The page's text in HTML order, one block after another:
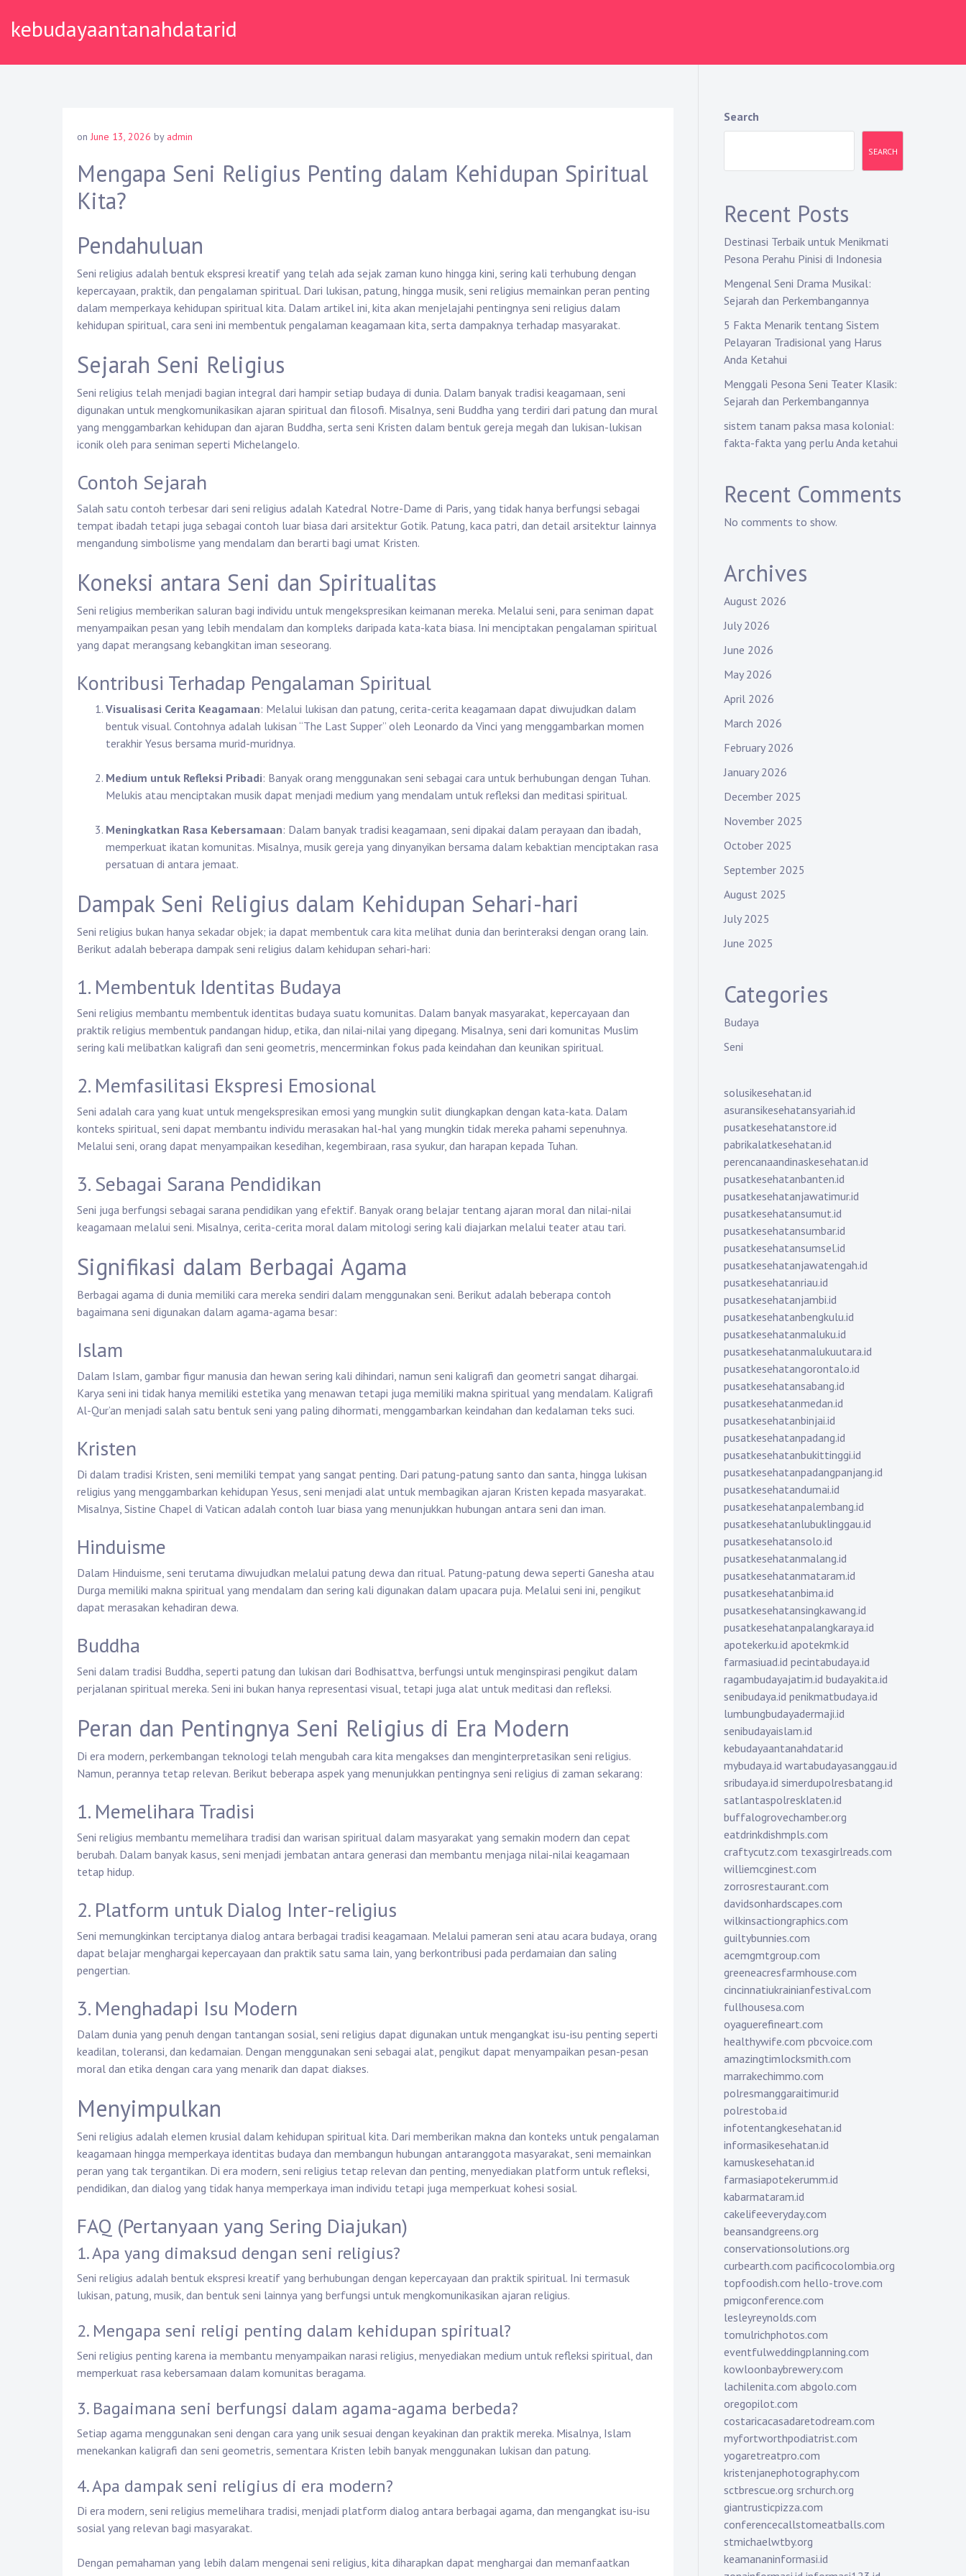
kebudayaantanahdatarid
on June 13, 2026 by admin
Mengapa Seni Religius Penting dalam Kehidupan Spiritual
Kita?
Pendahuluan
Seni religius adalah bentuk ekspresi kreatif yang telah ada sejak zaman kuno hingga kini, sering kali terhubung dengan
kepercayaan, praktik, dan pengalaman spiritual. Dari lukisan, patung, hingga musik, seni religius memainkan peran penting
dalam memperkaya kehidupan spiritual kita. Dalam artikel ini, kita akan menjelajahi pentingnya seni religius dalam
kehidupan spiritual, cara seni ini membentuk pengalaman keagamaan kita, serta dampaknya terhadap masyarakat.
Sejarah Seni Religius
Seni religius telah menjadi bagian integral dari hampir setiap budaya di dunia. Dalam banyak tradisi keagamaan, seni
digunakan untuk mengkomunikasikan ajaran spiritual dan filosofi. Misalnya, seni Buddha yang terdiri dari patung dan mural
yang menggambarkan kehidupan dan ajaran Buddha, serta seni Kristen dalam bentuk gereja megah dan lukisan-lukisan
iconik oleh para seniman seperti Michelangelo.
Contoh Sejarah
Salah satu contoh terbesar dari seni religius adalah Katedral Notre-Dame di Paris, yang tidak hanya berfungsi sebagai
tempat ibadah tetapi juga sebagai contoh luar biasa dari arsitektur Gotik. Patung, kaca patri, dan detail arsitektur lainnya
mengandung simbolisme yang mendalam dan berarti bagi umat Kristen.
Koneksi antara Seni dan Spiritualitas
Seni religius memberikan saluran bagi individu untuk mengekspresikan keimanan mereka. Melalui seni, para seniman dapat
menyampaikan pesan yang lebih mendalam dan kompleks daripada kata-kata biasa. Ini menciptakan pengalaman spiritual
yang dapat merangsang kebangkitan iman seseorang.
Kontribusi Terhadap Pengalaman Spiritual
Visualisasi Cerita Keagamaan: Melalui lukisan dan patung, cerita-cerita keagamaan dapat diwujudkan dalam
bentuk visual. Contohnya adalah lukisan “The Last Supper” oleh Leonardo da Vinci yang menggambarkan momen
terakhir Yesus bersama murid-muridnya.
Medium untuk Refleksi Pribadi: Banyak orang menggunakan seni sebagai cara untuk berhubungan dengan Tuhan.
Melukis atau menciptakan musik dapat menjadi medium yang mendalam untuk refleksi dan meditasi spiritual.
Meningkatkan Rasa Kebersamaan: Dalam banyak tradisi keagamaan, seni dipakai dalam perayaan dan ibadah,
memperkuat ikatan komunitas. Misalnya, musik gereja yang dinyanyikan bersama dalam kebaktian menciptakan rasa
persatuan di antara jemaat.
Dampak Seni Religius dalam Kehidupan Sehari-hari
Seni religius bukan hanya sekadar objek; ia dapat membentuk cara kita melihat dunia dan berinteraksi dengan orang lain.
Berikut adalah beberapa dampak seni religius dalam kehidupan sehari-hari:
1. Membentuk Identitas Budaya
Seni religius membantu membentuk identitas budaya suatu komunitas. Dalam banyak masyarakat, kepercayaan dan
praktik religius membentuk pandangan hidup, etika, dan nilai-nilai yang dipegang. Misalnya, seni dari komunitas Muslim
sering kali melibatkan kaligrafi dan seni geometris, mencerminkan fokus pada keindahan dan keunikan spiritual.
2. Memfasilitasi Ekspresi Emosional
Seni adalah cara yang kuat untuk mengekspresikan emosi yang mungkin sulit diungkapkan dengan kata-kata. Dalam
konteks spiritual, seni dapat membantu individu merasakan hal-hal yang mungkin tidak mereka pahami sepenuhnya.
Melalui seni, orang dapat menyampaikan kesedihan, kegembiraan, rasa syukur, dan harapan kepada Tuhan.
3. Sebagai Sarana Pendidikan
Seni juga berfungsi sebagai sarana pendidikan yang efektif. Banyak orang belajar tentang ajaran moral dan nilai-nilai
keagamaan melalui seni. Misalnya, cerita-cerita moral dalam mitologi sering kali diajarkan melalui teater atau tari.
Signifikasi dalam Berbagai Agama
Berbagai agama di dunia memiliki cara mereka sendiri dalam menggunakan seni. Berikut adalah beberapa contoh
bagaimana seni digunakan dalam agama-agama besar:
Islam
Dalam Islam, gambar figur manusia dan hewan sering kali dihindari, namun seni kaligrafi dan geometri sangat dihargai.
Karya seni ini tidak hanya memiliki estetika yang menawan tetapi juga memiliki makna spiritual yang mendalam. Kaligrafi
Al-Qur’an menjadi salah satu bentuk seni yang paling dihormati, menggambarkan keindahan dan kedalaman teks suci.
Kristen
Di dalam tradisi Kristen, seni memiliki tempat yang sangat penting. Dari patung-patung santo dan santa, hingga lukisan
religius yang menggambarkan kehidupan Yesus, seni menjadi alat untuk membagikan ajaran Kristen kepada masyarakat.
Misalnya, Sistine Chapel di Vatican adalah contoh luar biasa yang menunjukkan hubungan antara seni dan iman.
Hinduisme
Dalam Hinduisme, seni terutama diwujudkan melalui patung dewa dan ritual. Patung-patung dewa seperti Ganesha atau
Durga memiliki makna spiritual yang mendalam dan sering kali digunakan dalam upacara puja. Melalui seni ini, pengikut
dapat merasakan kehadiran dewa.
Buddha
Seni dalam tradisi Buddha, seperti patung dan lukisan dari Bodhisattva, berfungsi untuk menginspirasi pengikut dalam
perjalanan spiritual mereka. Seni ini bukan hanya representasi visual, tetapi juga alat untuk meditasi dan refleksi.
Peran dan Pentingnya Seni Religius di Era Modern
Di era modern, perkembangan teknologi telah mengubah cara kita mengakses dan menginterpretasikan seni religius.
Namun, perannya tetap relevan. Berikut beberapa aspek yang menunjukkan pentingnya seni religius di zaman sekarang:
1. Memelihara Tradisi
Seni religius membantu memelihara tradisi dan warisan spiritual dalam masyarakat yang semakin modern dan cepat
berubah. Dalam banyak kasus, seni menjadi jembatan antara generasi dan membantu menjaga nilai-nilai keagamaan
tetap hidup.
2. Platform untuk Dialog Inter-religius
Seni memungkinkan terciptanya dialog antara berbagai tradisi keagamaan. Melalui pameran seni atau acara budaya, orang
dapat belajar menghargai kepercayaan dan praktik satu sama lain, yang berkontribusi pada perdamaian dan saling
pengertian.
3. Menghadapi Isu Modern
Dalam dunia yang penuh dengan tantangan sosial, seni religius dapat digunakan untuk mengangkat isu-isu penting seperti
keadilan, toleransi, dan kedamaian. Dengan menggunakan seni sebagai alat, pengikut dapat menyampaikan pesan-pesan
moral dan etika dengan cara yang menarik dan dapat diakses.
Menyimpulkan
Seni religius adalah elemen krusial dalam kehidupan spiritual kita. Dari memberikan makna dan konteks untuk pengalaman
keagamaan hingga memperkaya identitas budaya dan membangun hubungan antaranggota masyarakat, seni memainkan
peran yang tak tergantikan. Di era modern, seni religius tetap relevan dan penting, menyediakan platform untuk refleksi,
pendidikan, dan dialog yang tidak hanya memperkaya iman individu tetapi juga memperkuat kohesi sosial.
FAQ (Pertanyaan yang Sering Diajukan)
1. Apa yang dimaksud dengan seni religius?
Seni religius adalah bentuk ekspresi kreatif yang berhubungan dengan kepercayaan dan praktik spiritual. Ini termasuk
lukisan, patung, musik, dan bentuk seni lainnya yang berfungsi untuk mengkomunikasikan ajaran religius.
2. Mengapa seni religi penting dalam kehidupan spiritual?
Seni religius penting karena ia membantu menyampaikan narasi religius, menyediakan medium untuk refleksi spiritual, dan
memperkuat rasa kebersamaan dalam komunitas beragama.
3. Bagaimana seni berfungsi dalam agama-agama berbeda?
Setiap agama menggunakan seni dengan cara yang unik sesuai dengan keyakinan dan praktik mereka. Misalnya, Islam
menekankan kaligrafi dan seni geometris, sementara Kristen lebih banyak menggunakan lukisan dan patung.
4. Apa dampak seni religius di era modern?
Di era modern, seni religius memelihara tradisi, menjadi platform dialog antara berbagai agama, dan mengangkat isu-isu
sosial yang relevan bagi masyarakat.
Dengan pemahaman yang lebih dalam mengenai seni religius, kita diharapkan dapat menghargai dan memanfaatkan
Search
SEARCH
Recent Posts
Destinasi Terbaik untuk Menikmati
Pesona Perahu Pinisi di Indonesia
Mengenal Seni Drama Musikal:
Sejarah dan Perkembangannya
5 Fakta Menarik tentang Sistem
Pelayaran Tradisional yang Harus
Anda Ketahui
Menggali Pesona Seni Teater Klasik:
Sejarah dan Perkembangannya
sistem tanam paksa masa kolonial:
fakta-fakta yang perlu Anda ketahui
Recent Comments
No comments to show.
Archives
August 2026
July 2026
June 2026
May 2026
April 2026
March 2026
February 2026
January 2026
December 2025
November 2025
October 2025
September 2025
August 2025
July 2025
June 2025
Categories
Budaya
Seni
solusikesehatan.id
asuransikesehatansyariah.id
pusatkesehatanstore.id
pabrikalatkesehatan.id
perencanaandinaskesehatan.id
pusatkesehatanbanten.id
pusatkesehatanjawatimur.id
pusatkesehatansumut.id
pusatkesehatansumbar.id
pusatkesehatansumsel.id
pusatkesehatanjawatengah.id
pusatkesehatanriau.id
pusatkesehatanjambi.id
pusatkesehatanbengkulu.id
pusatkesehatanmaluku.id
pusatkesehatanmalukuutara.id
pusatkesehatangorontalo.id
pusatkesehatansabang.id
pusatkesehatanmedan.id
pusatkesehatanbinjai.id
pusatkesehatanpadang.id
pusatkesehatanbukittinggi.id
pusatkesehatanpadangpanjang.id
pusatkesehatandumai.id
pusatkesehatanpalembang.id
pusatkesehatanlubuklinggau.id
pusatkesehatansolo.id
pusatkesehatanmalang.id
pusatkesehatanmataram.id
pusatkesehatanbima.id
pusatkesehatansingkawang.id
pusatkesehatanpalangkaraya.id
apotekerku.id apotekmk.id
farmasiuad.id pecintabudaya.id
ragambudayajatim.id budayakita.id
senibudaya.id penikmatbudaya.id
lumbungbudayadermaji.id
senibudayaislam.id
kebudayaantanahdatar.id
mybudaya.id wartabudayasanggau.id
sribudaya.id simerdupolresbatang.id
satlantaspolresklaten.id
buffalogrovechamber.org
eatdrinkdishmpls.com
craftycutz.com texasgirlreads.com
williemcginest.com
zorrosrestaurant.com
davidsonhardscapes.com
wilkinsactiongraphics.com
guiltybunnies.com
acemgmtgroup.com
greeneacresfarmhouse.com
cincinnatiukrainianfestival.com
fullhousesa.com
oyaguerefineart.com
healthywife.com pbcvoice.com
amazingtimlocksmith.com
marrakechimmo.com
polresmanggaraitimur.id
polrestoba.id
infotentangkesehatan.id
informasikesehatan.id
kamuskesehatan.id
farmasiapotekerumm.id
kabarmataram.id
cakelifeeveryday.com
beansandgreens.org
conservationsolutions.org
curbearth.com pacificocolombia.org
topfoodish.com hello-trove.com
pmigconference.com
lesleyreynolds.com
tomulrichphotos.com
eventfulweddingplanning.com
kowloonbaybrewery.com
lachilenita.com abgolo.com
oregopilot.com
costaricacasadaretodream.com
myfortworthpodiatrist.com
yogaretreatpro.com
kristenjanephotography.com
sctbrescue.org srchurch.org
giantrusticpizza.com
conferencecallstomeatballs.com
stmichaelwtby.org
keamananinformasi.id